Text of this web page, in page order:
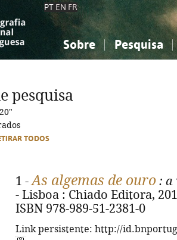
PT EN FR
Sobre Pesquisa
Ciências sociais...
Ciências sociais...
pesquisa
TODOS
1 -As algemas de ouro : a
- Lisboa : Chiado Editora,
ISBN 978-989-51-2381-0
Link persistente: http://